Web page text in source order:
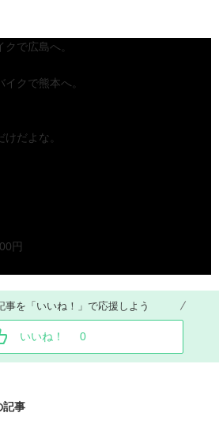
で広島へ。
クで熊本へ。
だよな。
円
焼いたお好み焼き: 1900円
事を「いいね！」で応援しよう
いいね！ 0
記事